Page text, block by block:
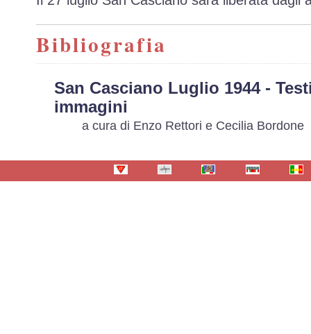
Bibliografia
San Casciano Luglio 1944 -
immagini
a cura di Enzo Rettori e Cecilia Bordone